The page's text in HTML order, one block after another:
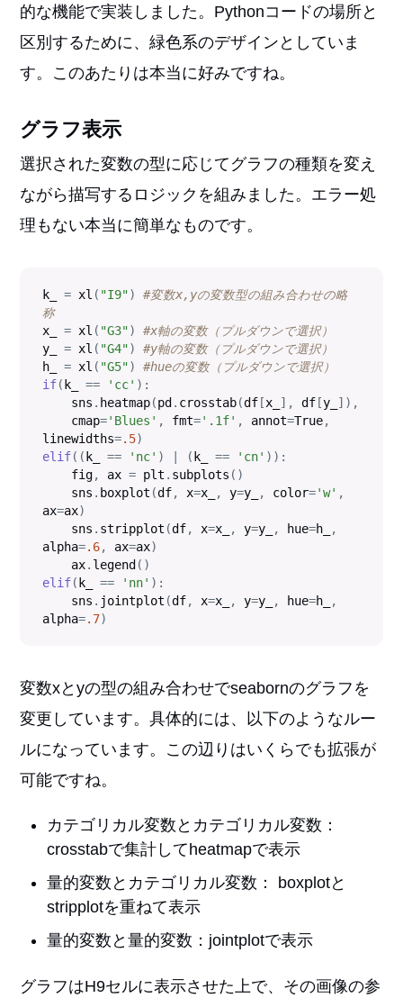
的な機能で実装しました。Pythonコードの場所と
区別するために、緑色系のデザインとしていま
す。このあたりは本当に好みですね。
グラフ表示
選択された変数の型に応じてグラフの種類を変え
ながら描写するロジックを組みました。エラー処
理もない本当に簡単なものです。
k_ = xl ( "I9")
#変数x,yの変数型の組み合わせの略
称
x_ = xl ( "G3")
#x軸の変数（プルダウンで選択）
y_ = xl ( "G4")
#y軸の変数（プルダウンで選択）
h_ = xl ( "G5")
#hueの変数（プルダウンで選択）
if( k_ == 'cc' ) :
    sns
. heatmap(pd . crosstab(df [x_ ] , df [y_ ] ) ,
    cmap
='Blues' , fmt='.1f' , annot=True,
linewidths=.5)
elif( ( k_ == 'nc' ) ( k_ == 'cn' ) ) :
    fig
, ax = plt . subplots ( )
    sns
. boxplot (df, x=x_ , y=y_ , color='w' ,
ax=ax)
    sns
. stripplot (df, x=x_ , y=y_ , hue=h_
,
alpha=.6, ax=ax)
    ax
. legend ( )
elif( k_ == 'nn' ) :
    sns
. jointplot (df, x=x_ , y=y_ , hue=h_
,
alpha=.7)
変数xとyの型の組み合わせでseabornのグラフを
変更しています。具体的には、以下のようなルー
ルになっています。この辺りはいくらでも拡張が
可能ですね。
カテゴリカル変数とカテゴリカル変数：
crosstabで集計してheatmapで表示
量的変数とカテゴリカル変数： boxplotと
stripplotを重ねて表示
量的変数と量的変数：jointplotで表示
グラフはH9セルに表示させた上で、その画像の参